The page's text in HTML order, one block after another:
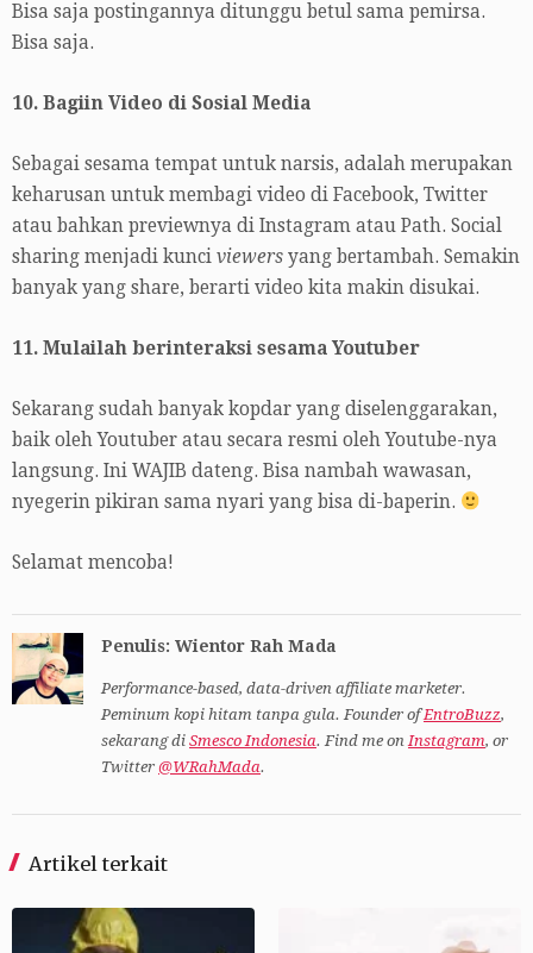
Bisa saja postingannya ditunggu betul sama pemirsa.
Bisa saja.
10. Bagiin Video di Sosial Media
Sebagai sesama tempat untuk narsis, adalah merupakan
keharusan untuk membagi video di Facebook, Twitter
atau bahkan previewnya di Instagram atau Path. Social
sharing menjadi kunci viewers yang bertambah. Semakin
banyak yang share, berarti video kita makin disukai.
11. Mulailah berinteraksi sesama Youtuber
Sekarang sudah banyak kopdar yang diselenggarakan,
baik oleh Youtuber atau secara resmi oleh Youtube-nya
langsung. Ini WAJIB dateng. Bisa nambah wawasan,
nyegerin pikiran sama nyari yang bisa di-baperin.
Selamat mencoba!
Penulis: Wientor Rah Mada
Performance-based, data-driven affiliate marketer.
Peminum kopi hitam tanpa gula. Founder ofEntroBuzz,
sekarang di Smesco Indonesia. Find me onInstagram, or
Twitter @WRahMada.
Artikel terkait